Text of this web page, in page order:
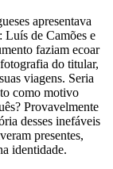
apresentava
Luís de Camões e
faziam ecoar
do titular,
viagens. Seria
como motivo
Provavelmente
desses inefáveis
presentes,
identidade.